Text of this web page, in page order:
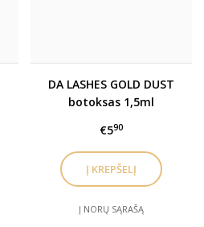
DA LASHES GOLD DUST
botoksas 1,5ml
€590
Į NORŲ SĄRAŠĄ